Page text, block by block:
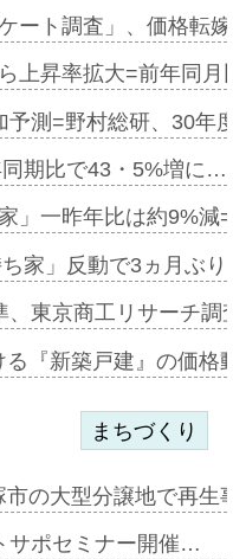
ート調査」、価格転
上昇率拡大=前年同
予測=野村総研、30年
期比で43・5%増に…
」一昨年比は約9%
家」反動で3ヵ月ぶ
、東京商工リサーチ
る『新築戸建』の価
まちづくり
市の大型分譲地で再
サポセミナー開催…